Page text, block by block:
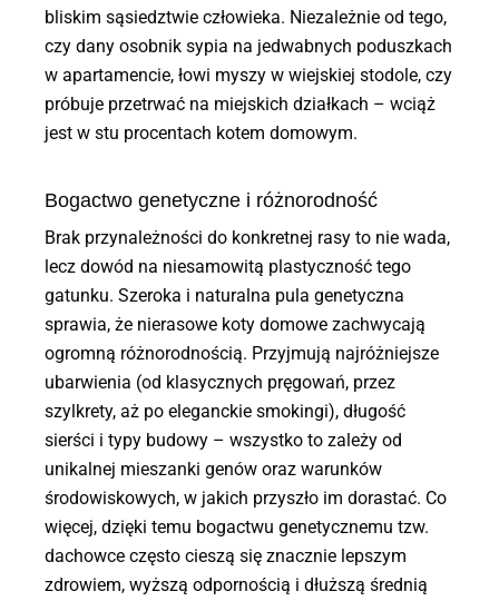
bliskim sąsiedztwie człowieka. Niezależnie od tego,
czy dany osobnik sypia na jedwabnych poduszkach
w apartamencie, łowi myszy w wiejskiej stodole, czy
próbuje przetrwać na miejskich działkach – wciąż
jest w stu procentach kotem domowym.
Bogactwo genetyczne i różnorodność
Brak przynależności do konkretnej rasy to nie wada,
lecz dowód na niesamowitą plastyczność tego
gatunku. Szeroka i naturalna pula genetyczna
sprawia, że nierasowe koty domowe zachwycają
ogromną różnorodnością. Przyjmują najróżniejsze
ubarwienia (od klasycznych pręgowań, przez
szylkrety, aż po eleganckie smokingi), długość
sierści i typy budowy – wszystko to zależy od
unikalnej mieszanki genów oraz warunków
środowiskowych, w jakich przyszło im dorastać. Co
więcej, dzięki temu bogactwu genetycznemu tzw.
dachowce często cieszą się znacznie lepszym
zdrowiem, wyższą odpornością i dłuższą średnią